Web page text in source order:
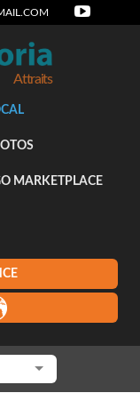
Attraits
MARKETPLACE